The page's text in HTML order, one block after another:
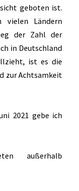
geboten ist.
vielen Ländern
der Zahl der
in Deutschland
ist es die
zur Achtsamkeit
2021 gebe ich
außerhalb